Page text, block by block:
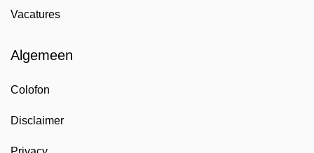
Vacatures
Algemeen
Colofon
Disclaimer